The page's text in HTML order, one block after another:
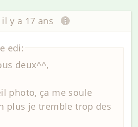
il y a 17 ans
edi:
deux^^,
photo, ça me soule
plus je tremble trop des